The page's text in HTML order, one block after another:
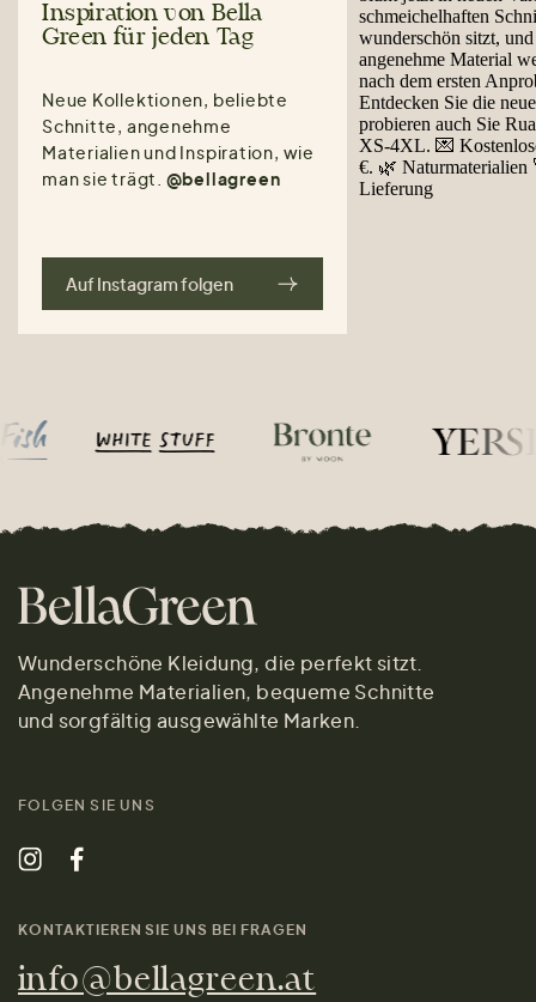
Inspiration von Bella
Green für jeden Tag
Neue Kollektionen, beliebte
Schnitte, angenehme
Materialien und Inspiration, wie
man sie trägt. @bellagreen
Auf Instagram folgen
Wunderschöne Kleidung, die perfekt sitzt.
Angenehme Materialien, bequeme Schnitte
und sorgfältig ausgewählte Marken.
FOLGEN SIE UNS
KONTAKTIEREN SIE UNS BEI FRAGEN
info@bellagreen.at